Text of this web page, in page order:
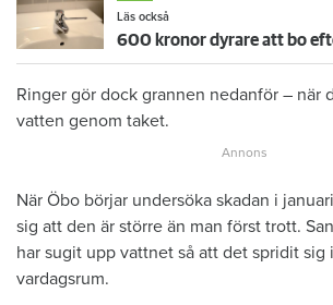
Läs också
Ringer gör dock grannen nedanför – när
vatten genom taket.
När Öbo börjar undersöka skadan i
sig att den är större än man först trott.
har sugit upp vattnet så att det spridit sig
vardagsrum.